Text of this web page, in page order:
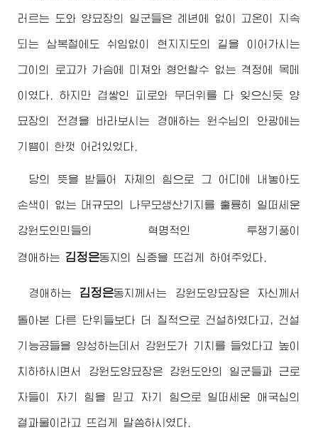
러르는 도와 양묘장의 일군들은 례년에 없이 고온이 지속
되는 삼복철에도 쉬임없이 현지지도의 길을 이어가시는
그이의 로고가 가슴에 미쳐와 형언할수 없는 격정에 목메
이였다. 하지만 겹쌓인 피로와 무더위를 다 잊으신듯 양
묘장의 전경을 바라보시는 경애하는 원수님의 안광에는
기쁨이 한껏 어려있었다.
당의 뜻을 받들어 자체의 힘으로 그 어디에 내놓아도
손색이 없는 대규모의 나무모생산기지를 훌륭히 일떠세운
강원도인민들의 혁명적인 투쟁기풍이
경애하는 김정은동지 의 심중을 뜨겁게 하여주었다.
경애하는 김정은동지 께서는 강원도양묘장은 자신께서
돌아본 다른 단위들보다 더 질적으로 건설하였다고, 건설
기능공들을 양성하는데서 강원도가 기치를 들었다고 높이
치하하시면서 강원도양묘장은 강원도안의 일군들과 근로
자들이 자기 힘을 믿고 자기 힘으로 일떠세운 애국심의
결과물이라고 뜨겁게 말씀하시였다.